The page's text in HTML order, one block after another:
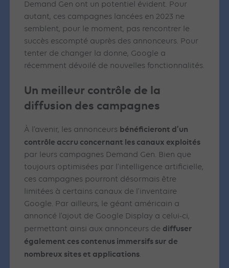
Demand Gen ont un potentiel évident. Pour
autant, ces campagnes lancées en 2023 ne
semblent, pour le moment, pas rencontrer le
succès escompté auprès des annonceurs. Pour
tenter de changer la donne, Google a
récemment dévoilé de nouvelles fonctionnalités.
Un meilleur contrôle de la
diffusion des campagnes
À l’avenir, les annonceurs bénéficieront d’un
contrôle accru concernant les canaux exploités
par leurs campagnes Demand Gen. Bien que
toujours optimisées par l’intelligence artificielle,
ces campagnes pourront désormais être
limitées à certains canaux de l’inventaire
Google. Par ailleurs, le géant américain a
annoncé l’ajout de Google Display a celui-ci,
permettant ainsi aux annonceurs de diffuser
également ces contenus immersifs sur de
nombreux sites et applications.